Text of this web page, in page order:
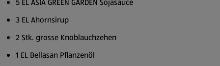
3 EL Ahornsirup
2 Stk. grosse Knoblauchzehen
1 EL Bellasan Pflanzenöl